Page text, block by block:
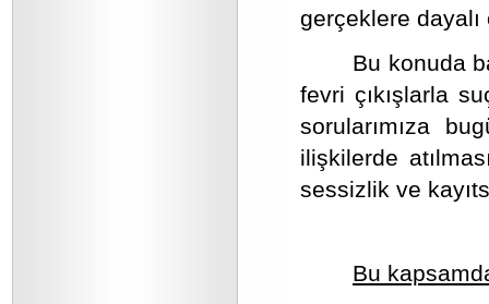
gerçeklere dayalı
Bu konuda
fevri çıkışlarla
sorularımıza
ilişkilerde
sessizlik ve
Bu